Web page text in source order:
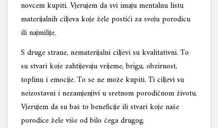
novcem kupiti. Vjerujem da svi imaju mentalnu listu
materijalnih ciljeva koje žele postići za svoju porodicu
ili najmilije.
S druge strane, nematerijalni ciljevi su kvalitativni. To
su stvari koje zahtijevaju vrijeme, brigu, obzirnost,
toplinu i emocije. To se ne može kupiti. Ti ciljevi su
neizostavni i nezamjenjivi u sretnom porodičnom životu.
Vjerujem da su baš to beneficije ili stvari koje naše
porodice žele više od bilo čega drugog.